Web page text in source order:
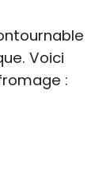
Voici
: